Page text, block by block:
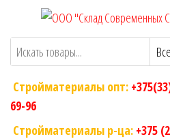
содержимому
ООО "Склад
Стройматериалы опт:
69-96
Стройматериалы р-ца: +375